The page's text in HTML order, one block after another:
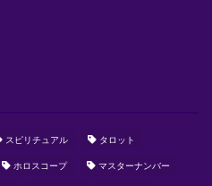
スピリチュアル タロット
ホロスコープ マスターナンバー